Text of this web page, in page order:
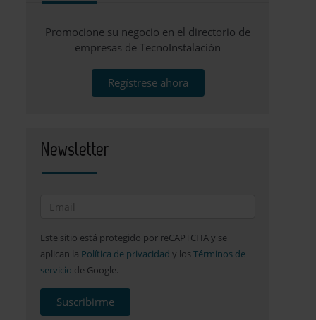
Promocione su negocio en el directorio de
empresas de TecnoInstalación
Regístrese ahora
Newsletter
Este sitio está protegido por reCAPTCHA y se
aplican la Política de privacidad y losTérminos de
servicio de Google.
Suscribirme